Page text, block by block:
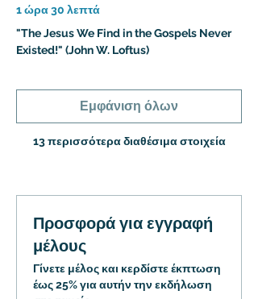
1 ώρα 30 λεπτά
"The Jesus We Find in the Gospels Never
Existed!" (John W. Loftus)
13 περισσότερα διαθέσιμα στοιχεία
Εμφάνιση όλων
Προσφορά για εγγραφή
μέλους
Γίνετε μέλος και κερδίστε έκπτωση
έως 25% για αυτήν την εκδήλωση